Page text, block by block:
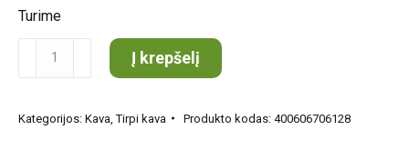
Turime
produkto
kiekis:
Espresso
Į krepšelį
Kategorijos: Kava ,Tirpi kava Produkto kodas: 400606706128